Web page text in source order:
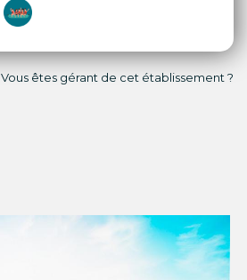
Vous êtes gérant de cet établissement ?